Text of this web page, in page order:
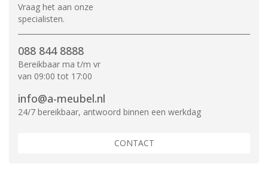
Vraag het aan onze
specialisten.
088 844 8888
Bereikbaar ma t/m vr
van 09:00 tot 17:00
info@a-meubel.nl
24/7 bereikbaar, antwoord binnen een werkdag
CONTACT